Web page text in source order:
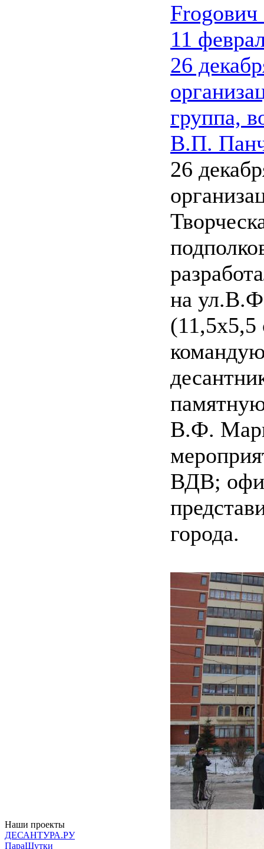
Наши проекты
ДЕСАНТУРА.РУ
ПараШутки
11
26
группа,
В.П.
26
на
(11,5х5,5
В.Ф.
ВДВ;
города.